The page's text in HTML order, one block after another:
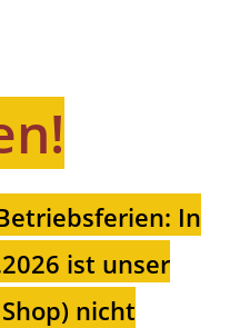
In
ist unser
nicht